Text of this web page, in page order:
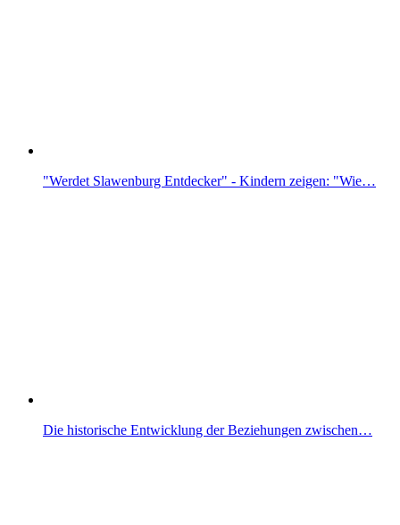
"Werdet Slawenburg Entdecker" - Kindern zeigen: "Wie…
Die historische Entwicklung der Beziehungen zwischen…